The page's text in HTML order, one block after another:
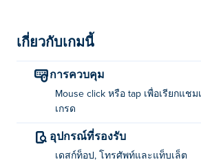
ความคิดของเหล่าซอมบี้และปกป้องอา
วิธีการเล่นเกม Push Titans?
คลิกหรือแตะเพื่อเลือกเรียกแชมเปี้ยนห
ใครเป็นผู้สร้างเกม Push Titans?
Push Titans สร้างโดย Toonminator นี่
เกี่ยวกับเกมนี้
การควบคุม
Mouse click หรือ tap เพื่อเรียกแช
เกรด
อุปกรณ์ที่รองรับ
เดสก์ท็อป, โทรศัพท์และแท็บเล็ต